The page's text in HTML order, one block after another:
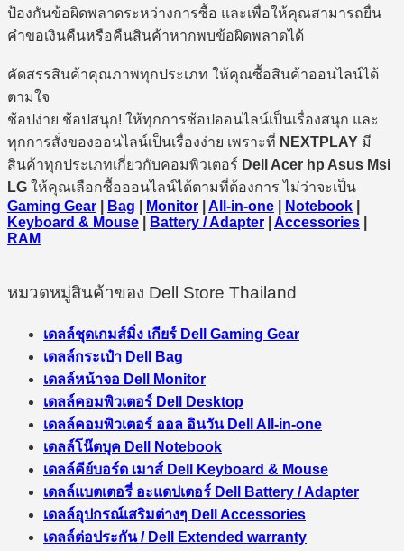
ป้องกันข้อผิดพลาดระหว่างการซื้อ และเพื่อให้คุณสามารถยื่น
คำขอเงินคืนหรือคืนสินค้าหากพบข้อผิดพลาดได้
คัดสรรสินค้าคุณภาพทุกประเภท ให้คุณซื้อสินค้าออนไลน์ได้
ตามใจ
ช้อปง่าย ช้อปสนุก! ให้ทุกการช้อปออนไลน์เป็นเรื่องสนุก และ
ทุกการสั่งของออนไลน์เป็นเรื่องง่าย เพราะที่ NEXTPLAY มี
สินค้าทุกประเภทเกี่ยวกับคอมพิวเตอร์ Dell Acer hp Asus Msi
LG ให้คุณเลือกซื้อออนไลน์ได้ตามที่ต้องการ ไม่ว่าจะเป็น
Gaming Gear
Bag Monitor All-in-one Notebook
Keyboard & Mouse
Battery / Adapter Accessories
RAM
หมวดหมู่สินค้าของ Dell Store Thailand
เดลล์ชุดเกมส์มิ่ง เกียร์ Dell Gaming Gear
เดลล์กระเป๋า Dell Bag
เดลล์หน้าจอ Dell Monitor
เดลล์คอมพิวเตอร์ Dell Desktop
เดลล์คอมพิวเตอร์ ออล อินวัน Dell All-in-one
เดลล์โน๊ตบุค Dell Notebook
เดลล์คีย์บอร์ด เมาส์ Dell Keyboard & Mouse
เดลล์แบตเตอรี่ อะแดปเตอร์ Dell Battery / Adapter
เดลล์อุปกรณ์เสริมต่างๆ Dell Accessories
เดลล์ต่อประกัน / Dell Extended warranty